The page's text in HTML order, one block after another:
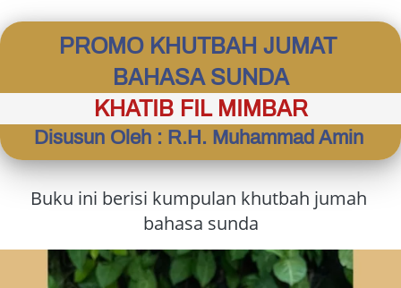
PROMO KHUTBAH JUMAT
BAHASA SUNDA
KHATIB FIL MIMBAR
Disusun Oleh : R.H. Muhammad Amin
Buku ini berisi kumpulan khutbah jumah
bahasa sunda